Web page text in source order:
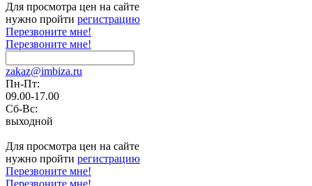
Для просмотра цен на сайте
нужно пройти регистрацию
Перезвоните мне!
Перезвоните мне!
zakaz@imbiza.ru
Пн-Пт:
09.00-17.00
Сб-Вс:
выходной
Для просмотра цен на сайте
нужно пройти регистрацию
Перезвоните мне!
Перезвоните мне!